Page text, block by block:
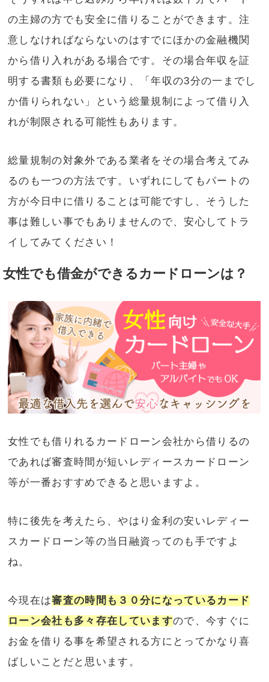
の主婦の方でも安全に借りることができます。注
意しなければならないのはすでにほかの金融機関
から借り入れがある場合です。その場合年収を証
明する書類も必要になり、「年収の3分の一までし
か借りられない」という総量規制によって借り入
れが制限される可能性もあります。
総量規制の対象外である業者をその場合考えてみ
るのも一つの方法です。いずれにしてもパートの
方が今日中に借りることは可能ですし、そうした
事は難しい事でもありませんので、安心してトラ
イしてみてください！
女性でも借金ができるカードローンは？
女性でも借りれるカードローン会社から借りるの
であれば審査時間が短いレディースカードローン
等が一番おすすめできると思いますよ。
特に後先を考えたら、やはり金利の安いレディー
スカードローン等の当日融資ってのも手ですよ
ね。
今現在は審査の時間も３０分になっているカード
ローン会社も多々存在していますので、今すぐに
お金を借りる事を希望される方にとってかなり喜
ばしいことだと思います。